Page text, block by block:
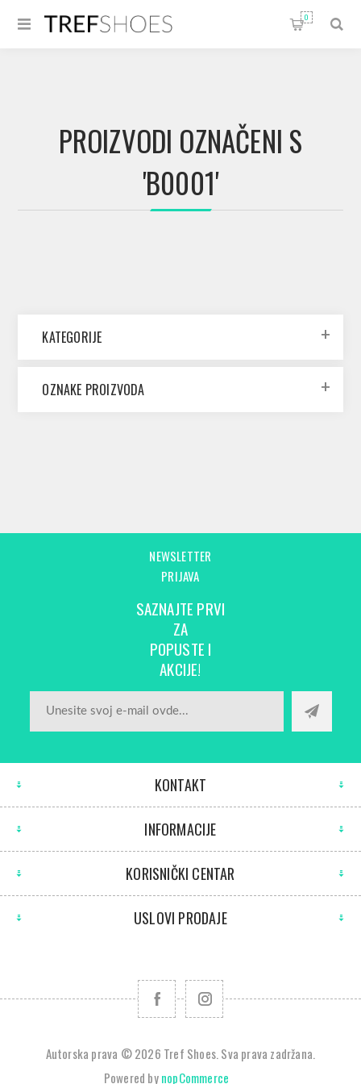
0
PROIZVODI OZNAČENI S
'B0001'
KATEGORIJE
OZNAKE PROIZVODA
NEWSLETTER
PRIJAVA
SAZNAJTE PRVI
ZA
POPUSTE I
AKCIJE!
KONTAKT
INFORMACIJE
KORISNIČKI CENTAR
USLOVI PRODAJE
Autorska prava © 2026 Tref Shoes. Sva prava zadržana.
Powered bynopCommerce